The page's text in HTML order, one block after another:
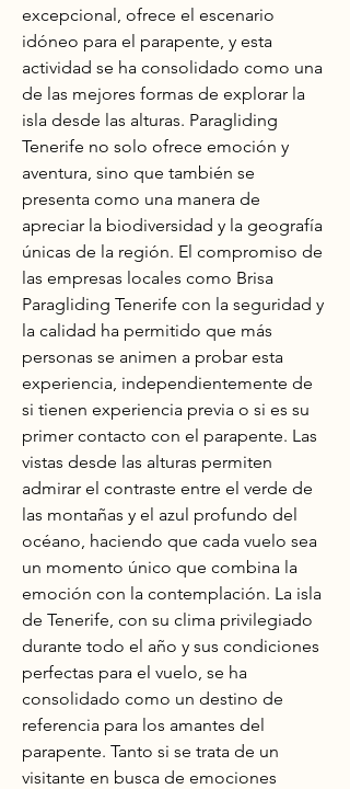
excepcional, ofrece el escenario
idóneo para el parapente, y esta
actividad se ha consolidado como una
de las mejores formas de explorar la
isla desde las alturas. Paragliding
Tenerife no solo ofrece emoción y
aventura, sino que también se
presenta como una manera de
apreciar la biodiversidad y la geografía
únicas de la región. El compromiso de
las empresas locales como Brisa
Paragliding Tenerife con la seguridad y
la calidad ha permitido que más
personas se animen a probar esta
experiencia, independientemente de
si tienen experiencia previa o si es su
primer contacto con el parapente. Las
vistas desde las alturas permiten
admirar el contraste entre el verde de
las montañas y el azul profundo del
océano, haciendo que cada vuelo sea
un momento único que combina la
emoción con la contemplación. La isla
de Tenerife, con su clima privilegiado
durante todo el año y sus condiciones
perfectas para el vuelo, se ha
consolidado como un destino de
referencia para los amantes del
parapente. Tanto si se trata de un
visitante en busca de emociones